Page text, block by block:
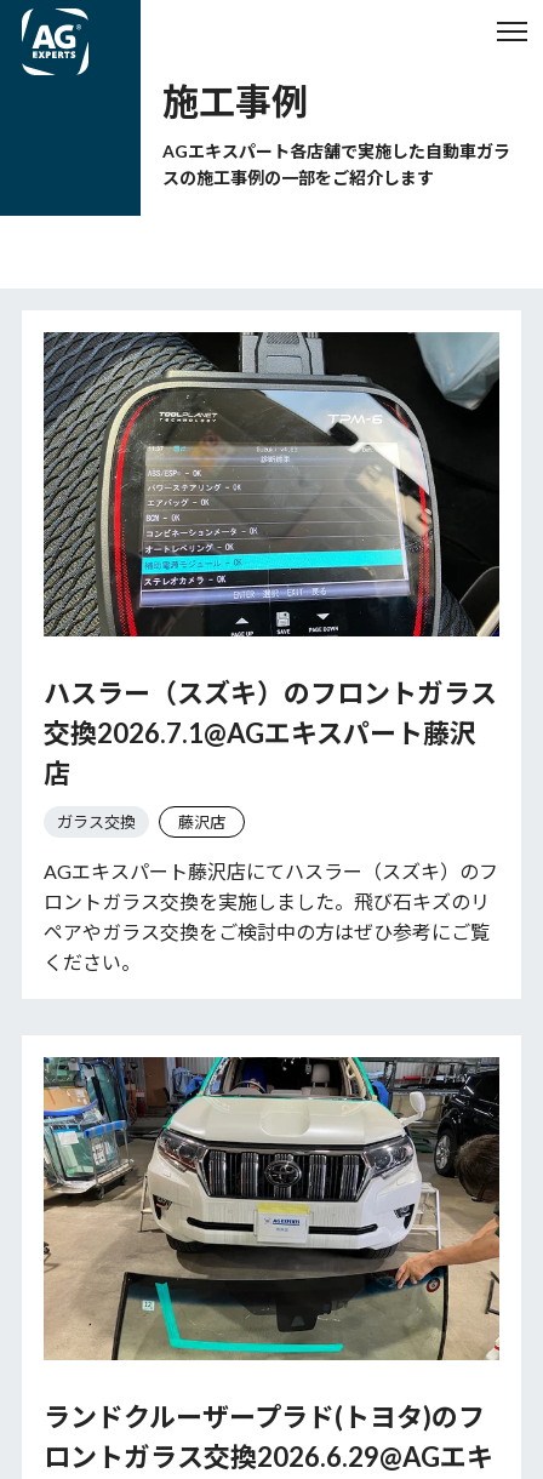
施工事例
AGエキスパート各店舗で実施した自動車ガラ
スの施工事例の一部をご紹介します
ハスラー（スズキ）のフロントガラス
交換2026.7.1@AGエキスパート藤沢
店
ガラス交換 藤沢店
AGエキスパート藤沢店にてハスラー（スズキ）のフ
ロントガラス交換を実施しました。飛び石キズのリ
ペアやガラス交換をご検討中の方はぜひ参考にご覧
ください。
ランドクルーザープラド(トヨタ)のフ
ロントガラス交換2026.6.29@AGエキ